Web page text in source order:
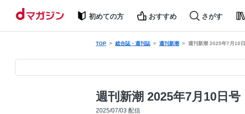
初めての方 おすすめ さがす
TOP 総合誌・週刊誌 週刊新潮 週刊新潮 2025年7月10
週刊新潮 2025年7月10日号
2025/07/03 配信